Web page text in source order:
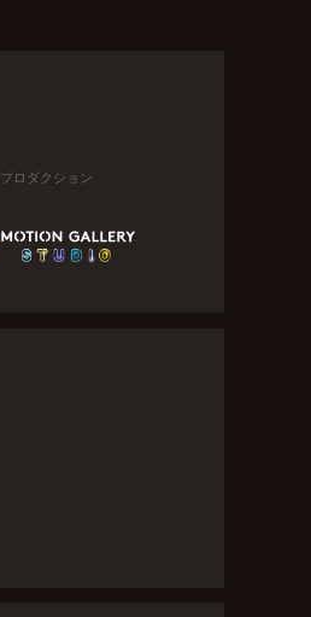
プロダクション